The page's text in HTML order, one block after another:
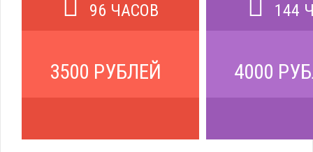
96 ЧАСОВ
3500 РУБЛЕЙ
144
4000